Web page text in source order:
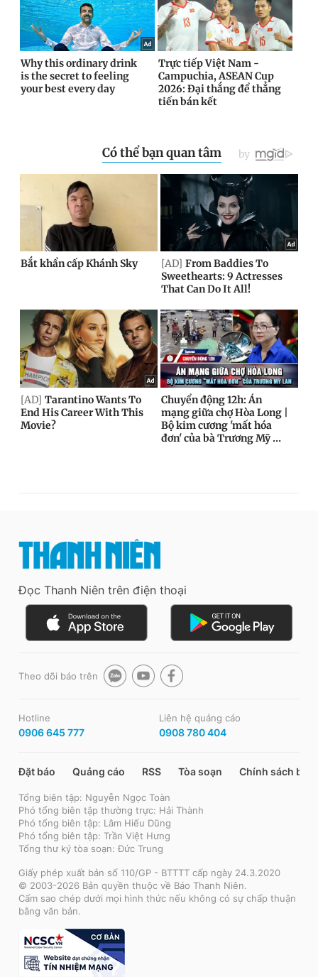
Đọc Thanh Niên trên điện thoại
Theo dõi báo trên
Hotline
0906 645 777
Liên hệ quảng cáo
0908 780 404
Đặt báo Quảng cáo RSS Tòa soạn Chính sách bảo
Tổng biên tập: Nguyễn Ngọc Toàn
Phó tổng biên tập thường trực: Hải Thành
Phó tổng biên tập: Lâm Hiếu Dũng
Phó tổng biên tập: Trần Việt Hưng
Tổng thư ký tòa soạn: Đức Trung
Giấy phép xuất bản số 110/GP - BTTTT cấp ngày 24.3.2020
© 2003-2026 Bản quyền thuộc về Báo Thanh Niên.
Cấm sao chép dưới mọi hình thức nếu không có sự chấp thuận
bằng văn bản.